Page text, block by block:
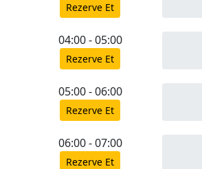
Rezerve Et
04:00 - 05:00
Rezerve Et
05:00 - 06:00
Rezerve Et
06:00 - 07:00
Rezerve Et